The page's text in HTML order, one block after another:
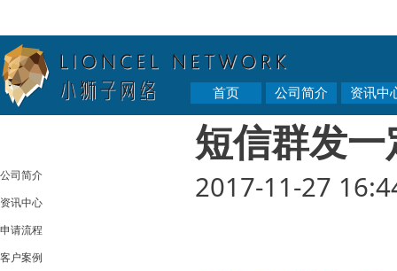
首页 公司简介 资讯中
公司简介
资讯中心
申请流程
客户案例
短信群发
2017-11-27